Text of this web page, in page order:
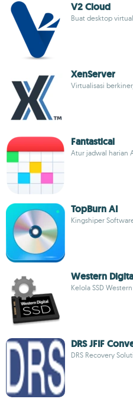
V2 Cloud
Buat desktop
XenServer
Virtualisasi
Fantastical
Atur jadwal harian
TopBurn AI
Kingshiper
Western
Kelola SSD
DRS JFIF
DRS Recovery